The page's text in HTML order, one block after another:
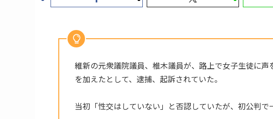
維新の元衆議院議員、椎木議員が、路上で女子生徒に
を加えたとして、逮捕、起訴されていた。
当初「性交はしていない」と否認していたが、初公判で